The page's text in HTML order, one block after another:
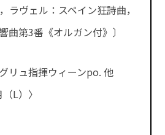
ラヴェル：スペイン狂詩曲，
曲第3番《オルガン付》〕
リュ指揮ウィーンpo. 他
L）〉